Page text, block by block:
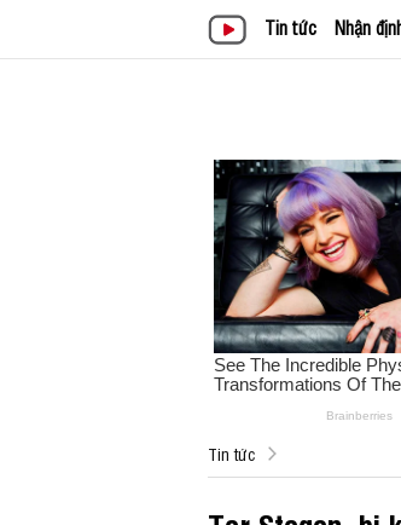
Tin tức Nhận
Tin tức